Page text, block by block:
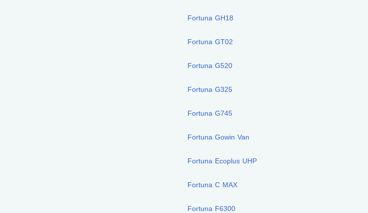
Fortuna GH18
Fortuna GT02
Fortuna G520
Fortuna G325
Fortuna G745
Fortuna Gowin Van
Fortuna Ecoplus UHP
Fortuna C MAX
Fortuna F6300